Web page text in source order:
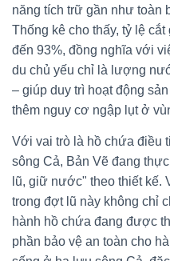
năng tích trữ gần như toàn
Thống kê cho thấy, tỷ lệ
đến 93%, đồng nghĩa với
du chủ yếu chỉ là lượng
– giúp duy trì hoạt động
thêm nguy cơ ngập lụt ở
Với vai trò là hồ chứa điều
sông Cả, Bản Vẽ đang
lũ, giữ nước" theo thiết kế.
trong đợt lũ này không chỉ
hành hồ chứa đang được
phần bảo vệ an toàn cho